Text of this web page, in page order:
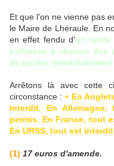
Et que l'on ne vienne pas
le Maire de Lhéraule. En
en effet fendu d'un texte
politesse à chacun des
de quitter
Arrêtons là avec cette
circonstance : « En
interdit. En
permis. En France, tout
En URSS, tout est
(1) 17 euros d'amende.